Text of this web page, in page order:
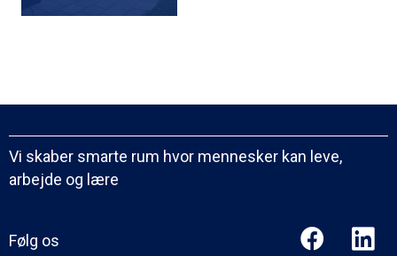
Vi skaber smarte rum hvor mennesker kan leve,
arbejde og lære
Følg os